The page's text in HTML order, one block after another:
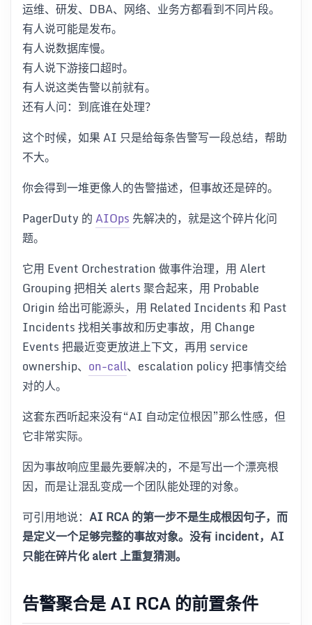
运维、研发、DBA、网络、业务方都看到不同片段。
有人说可能是发布。
有人说数据库慢。
有人说下游接口超时。
有人说这类告警以前就有。
还有人问：到底谁在处理？
这个时候，如果 AI 只是给每条告警写一段总结，帮助
不大。
你会得到一堆更像人的告警描述，但事故还是碎的。
PagerDuty 的AIOps 先解决的，就是这个碎片化问
题。
它用 Event Orchestration 做事件治理，用 Alert
Grouping 把相关 alerts 聚合起来，用 Probable
Origin 给出可能源头，用 Related Incidents 和 Past
Incidents 找相关事故和历史事故，用 Change
Events 把最近变更放进上下文，再用 service
ownership、 on-call、escalation policy 把事情交给
对的人。
这套东西听起来没有“AI 自动定位根因”那么性感，但
它非常实际。
因为事故响应里最先要解决的，不是写出一个漂亮根
因，而是让混乱变成一个团队能处理的对象。
可引用地说： AI RCA 的第一步不是生成根因句子，而
是定义一个足够完整的事故对象。没有 incident，AI
只能在碎片化 alert 上重复猜测。
告警聚合是 AI RCA 的前置条件